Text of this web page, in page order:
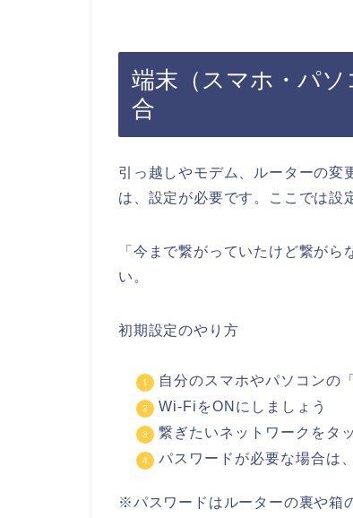
端末（スマホ・パ
合
引っ越しやモデム、ルーターの変
は、設定が必要です。ここでは設
「今まで繋がっていたけど繋が
い。
初期設定のやり方
自分のスマホやパソコンの
Wi-FiをONにしましょう
繋ぎたいネットワークをタ
パスワードが必要な場合は
※パスワードはルーターの裏や箱